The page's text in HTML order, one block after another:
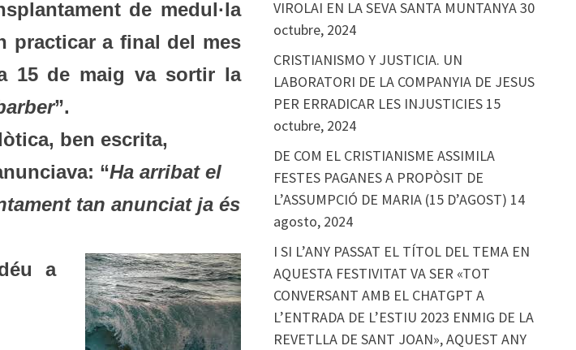
de medul·la
practicar a final del mes
15 de maig va sortir la
”.
ben escrita,
“Ha arribat el
tan anunciat ja és
a
VIROLAI EN LA SEVA SANTA MUNTANYA30
octubre, 2024
CRISTIANISMO Y JUSTICIA. UN
LABORATORI DE LA COMPANYIA DE JESUS
PER ERRADICAR LES INJUSTICIES 15
octubre, 2024
DE COM EL CRISTIANISME ASSIMILA
FESTES PAGANES A PROPÒSIT DE
L’ASSUMPCIÓ DE MARIA (15 D’AGOST) 14
agosto, 2024
I SI L’ANY PASSAT EL TÍTOL DEL TEMA EN
AQUESTA FESTIVITAT VA SER «TOT
CONVERSANT AMB EL CHATGPT A
L’ENTRADA DE L’ESTIU 2023 ENMIG DE LA
REVETLLA DE SANT JOAN», AQUEST ANY